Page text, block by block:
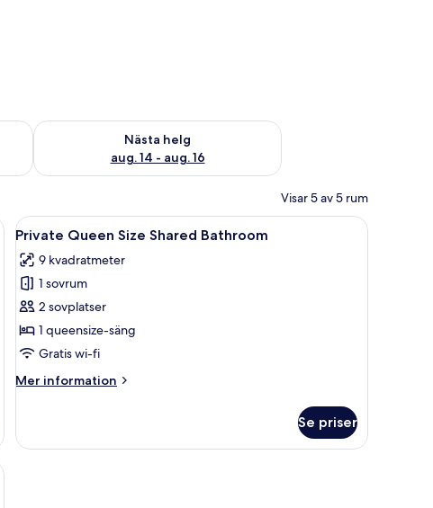
här helgen aug. 7 - aug. 9
Nästa helg
aug. 14 - aug. 16
Kontrollera tillgängligheten för nästa helg aug. 14 - aug. 16
Visar 5 av 5 rum
en spegel, ett fönster med gardiner och en väggmonterad
Öppna
alla
foton
för
Private
Queen
Size
Bathroom
Ett sovrum med en säng, ett nattduksbord
12
Private Queen Size Shared Bathroom
9 kvadratmeter
1 sovrum
2 sovplatser
1 queensize-säng
Gratis wi-fi
Mer information
Mer
Queen
Se priser
med en lampa och ett fönster med persienner.